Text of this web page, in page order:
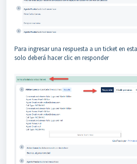
Para ingresar una respuesta a un ticket en
solo deberá hacer clic en responder